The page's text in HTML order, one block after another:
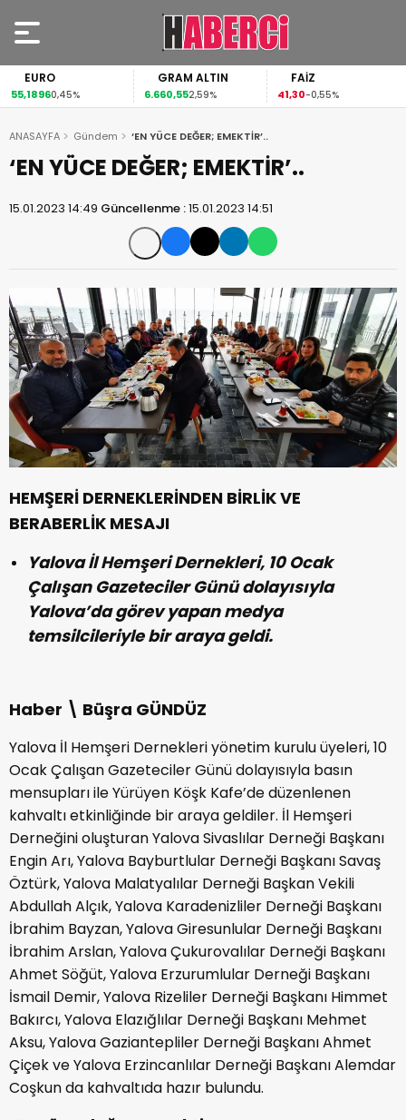
EURO
55,18960,45%
GRAM ALTIN
6.660,552,59%
FAİZ
41,30-0,55%
ANASAYFA Gündem ‘EN YÜCE DEĞER; EMEKTİR’..
‘EN YÜCE DEĞER; EMEKTİR’..
15.01.2023 14:49 Güncellenme :15.01.2023 14:51
HEMŞERİ DERNEKLERİNDEN BİRLİK VE
BERABERLİK MESAJI
Yalova İl Hemşeri Dernekleri, 10 Ocak
Çalışan Gazeteciler Günü dolayısıyla
Yalova’da görev yapan medya
temsilcileriyle bir araya geldi.
Haber \ Büşra GÜNDÜZ
Yalova İl Hemşeri Dernekleri yönetim kurulu üyeleri, 10
Ocak Çalışan Gazeteciler Günü dolayısıyla basın
mensupları ile Yürüyen Köşk Kafe’de düzenlenen
kahvaltı etkinliğinde bir araya geldiler. İl Hemşeri
Derneğini oluşturan Yalova Sivaslılar Derneği Başkanı
Engin Arı, Yalova Bayburtlular Derneği Başkanı Savaş
Öztürk, Yalova Malatyalılar Derneği Başkan Vekili
Abdullah Alçık, Yalova Karadenizliler Derneği Başkanı
İbrahim Bayzan, Yalova Giresunlular Derneği Başkanı
İbrahim Arslan, Yalova Çukurovalılar Derneği Başkanı
Ahmet Söğüt, Yalova Erzurumlular Derneği Başkanı
İsmail Demir, Yalova Rizeliler Derneği Başkanı Himmet
Bakırcı, Yalova Elazığlılar Derneği Başkanı Mehmet
Aksu, Yalova Gaziantepliler Derneği Başkanı Ahmet
Çiçek ve Yalova Erzincanlılar Derneği Başkanı Alemdar
Coşkun da kahvaltıda hazır bulundu.